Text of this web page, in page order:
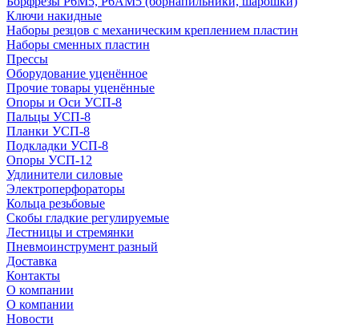
Ключи накидные
Наборы резцов с механическим креплением пластин
Наборы сменных пластин
Прессы
Оборудование уценённое
Прочие товары уценённые
Опоры и Оси УСП-8
Пальцы УСП-8
Планки УСП-8
Подкладки УСП-8
Опоры УСП-12
Удлинители силовые
Электроперфораторы
Кольца резьбовые
Скобы гладкие регулируемые
Лестницы и стремянки
Пневмоинструмент разный
Доставка
Контакты
О компании
О компании
Новости